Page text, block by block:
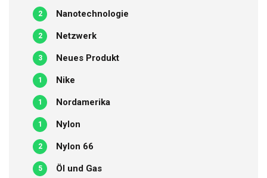
Nanotechnologie
2
Netzwerk
2
Neues Produkt
3
Nike
1
Nordamerika
1
Nylon
1
Nylon 66
2
Öl und Gas
5